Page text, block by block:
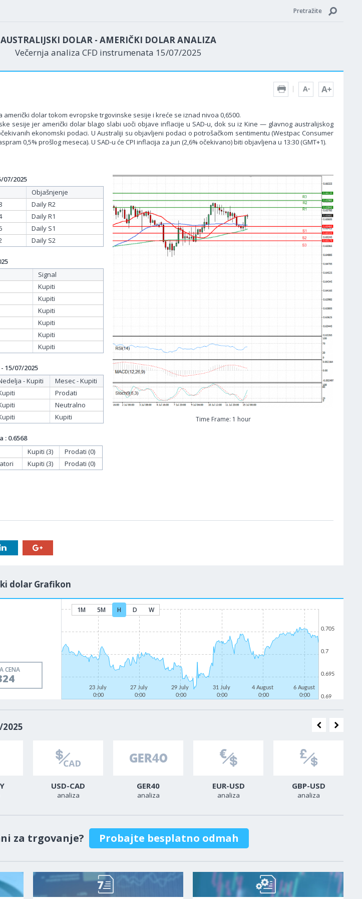
Pretražite
AUSTRALIJSKI DOLAR - AMERIČKI DOLAR ANALIZA
Večernja analiza CFD instrumenata 15/07/2025
dolar tokom evropske trgovinske sesije i kreće se iznad nivoa 0,6500.
sesije jer američki dolar blago slabi uoči objave inflacije u SAD-u, dok su iz Kine — glavnog australijskog
ekonomski podaci. U Australiji su objavljeni podaci o potrošačkom sentimentu (Westpac Consumer
0,5% prošlog meseca). U SAD-u će CPI inflacija za jun (2,6% očekivano) biti objavljena u 13:30 (GMT+1).
Time Frame: 1 hour
07/2025
Objašnjenje
Daily R2
Daily R1
Daily S1
Daily S2
Signal
Kupiti
Kupiti
Kupiti
Kupiti
Kupiti
Kupiti
15/07/2025
- Kupiti
Mesec - Kupiti
Prodati
Neutralno
Kupiti
: 0.6568
Kupiti (3)
Prodati (0)
Kupiti (3) Prodati (0)
dolar Grafikon
CENA
1M 5M H D W
23 July
0:00
27 July
0:00
29 July
0:00
31 July
0:00
4 August
0:00
6 August
0:00
0.69
0.695
0.7
0.705
USD-CAD
analiza
GER40
analiza
EUR-USD
analiza
GBP-USD
analiza
za trgovanje? Probajte besplatno odmah